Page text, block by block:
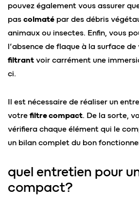
pouvez également vous assurer
pas colmaté par des débris
animaux ou insectes. Enfin, vous
l’absence de flaque à la surface
filtrant voir carrément une
ci.
Il est nécessaire de réaliser un
votre filtre compact. De la sorte,
vérifiera chaque élément qui le
un bilan complet du bon
quel entretien pour
compact?